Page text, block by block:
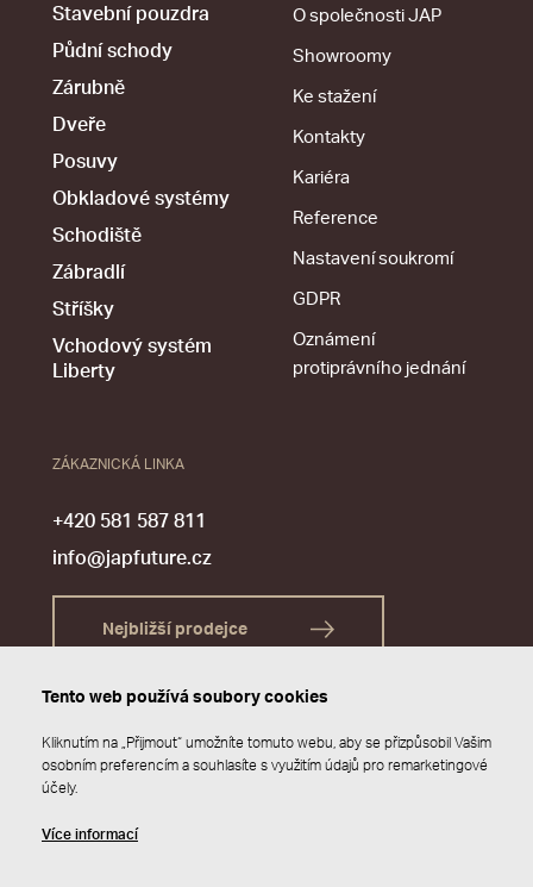
Stavební pouzdra
Půdní schody
Zárubně
Dveře
Posuvy
Obkladové systémy
Schodiště
Zábradlí
Stříšky
Vchodový systém
Liberty
O společnosti JAP
Showroomy
Ke stažení
Kontakty
Kariéra
Reference
Nastavení soukromí
GDPR
Oznámení
protiprávního jednání
ZÁKAZNICKÁ LINKA
+420 581 587 811
info@japfuture.cz
Nejbližší prodejce
Tento web používá soubory cookies
Kliknutím na „Přijmout“ umožníte tomuto webu, aby se přizpůsobil Vašim
osobním preferencím a souhlasíte s využitím údajů pro remarketingové
účely.
Více informací